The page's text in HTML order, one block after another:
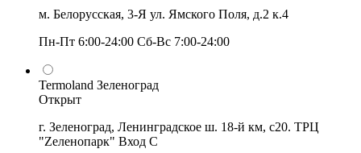
м. Белорусская, 3-Я ул. Ямского Поля, д.2 к.4
Пн-Пт 6:00-24:00 Сб-Вс 7:00-24:00
Termoland Зеленоград
Открыт
г. Зеленоград, Ленинградское ш. 18-й км, с20. ТРЦ
"Zеленопарк" Вход С